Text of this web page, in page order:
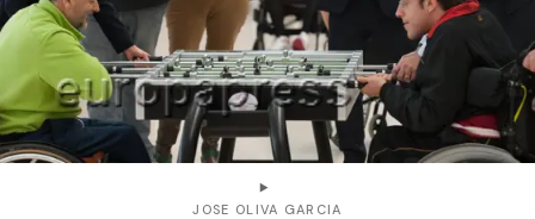
JOSE OLIVA GARCIA